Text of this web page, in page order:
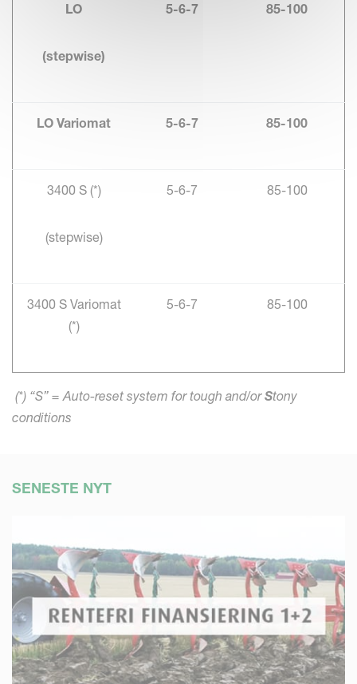
LO
(stepwise)
5-6-7 85-100
LO Variomat 5-6-7 85-100
3400 S (*)
(stepwise)
5-6-7 85-100
3400 S Variomat
(*)
5-6-7 85-100
(*) “S” = Auto-reset system for tough and/orStony
conditions
SENESTE NYT